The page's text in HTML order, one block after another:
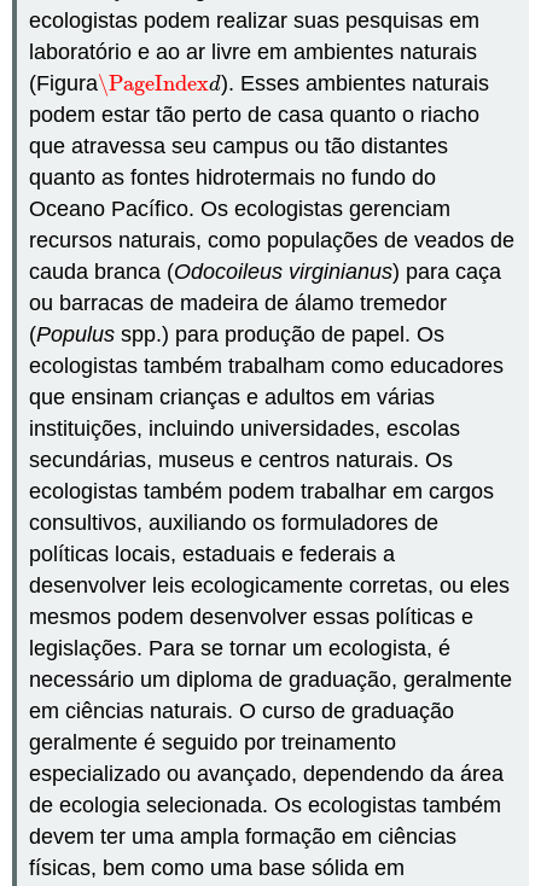
ecologistas podem realizar suas pesquisas em
laboratório e ao ar livre em ambientes naturais
(Figura\PageIndexd
\PageIndexd). Esses ambientes naturais
podem estar tão perto de casa quanto o riacho
que atravessa seu campus ou tão distantes
quanto as fontes hidrotermais no fundo do
Oceano Pacífico. Os ecologistas gerenciam
recursos naturais, como populações de veados de
cauda branca (Odocoileus virginianus) para caça
ou barracas de madeira de álamo tremedor
(Populus spp.) para produção de papel. Os
ecologistas também trabalham como educadores
que ensinam crianças e adultos em várias
instituições, incluindo universidades, escolas
secundárias, museus e centros naturais. Os
ecologistas também podem trabalhar em cargos
consultivos, auxiliando os formuladores de
políticas locais, estaduais e federais a
desenvolver leis ecologicamente corretas, ou eles
mesmos podem desenvolver essas políticas e
legislações. Para se tornar um ecologista, é
necessário um diploma de graduação, geralmente
em ciências naturais. O curso de graduação
geralmente é seguido por treinamento
especializado ou avançado, dependendo da área
de ecologia selecionada. Os ecologistas também
devem ter uma ampla formação em ciências
físicas, bem como uma base sólida em